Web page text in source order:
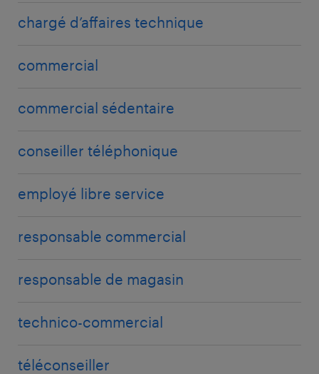
chargé d’affaires technique
commercial
commercial sédentaire
conseiller téléphonique
employé libre service
responsable commercial
responsable de magasin
technico-commercial
téléconseiller